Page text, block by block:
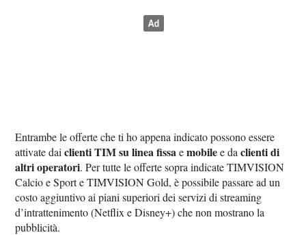
Entrambe le offerte che ti ho appena indicato possono essere
attivate daiclienti TIM su linea fissaemobilee daclienti di
altri operatori. Per tutte le offerte sopra indicate TIMVISION
Calcio e Sport e TIMVISION Gold, è possibile passare ad un
costo aggiuntivo ai piani superiori dei servizi di streaming
d’intrattenimento (Netflix e Disney+) che non mostrano la
pubblicità.